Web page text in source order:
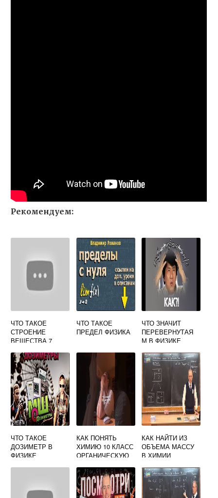
Рекомендуем:
ЧТО ТАКОЕ
СТРОЕНИЕ
ВЕЩЕСТВА 7
ЧТО ТАКОЕ
ПРЕДЕЛ ФИЗИКА
ЧТО ЗНАЧИТ
ПЕРЕВЕРНУТАЯ
М В ФИЗИКЕ
ЧТО ТАКОЕ
ДОЗИМЕТР В
ФИЗИКЕ
КАК ПОНЯТЬ
ХИМИЮ 10 КЛАСС
ОРГАНИЧЕСКУЮ
КАК НАЙТИ ИЗ
ОБЪЕМА МАССУ
В ХИМИИ